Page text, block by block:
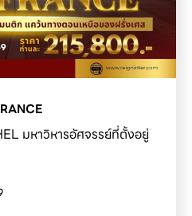
มหาวิหารอัศจรรย์ที่ตั้งอยู่